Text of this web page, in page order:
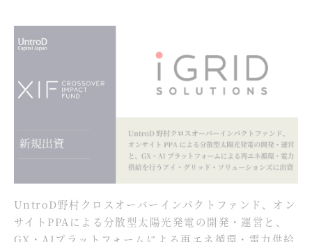
UntroD野村クロスオーバーインパクトファンド、オン
サイトPPAによる分散型太陽光発電の開発・運営と、
GX・AIプラットフォームによる再エネ循環・電力供給